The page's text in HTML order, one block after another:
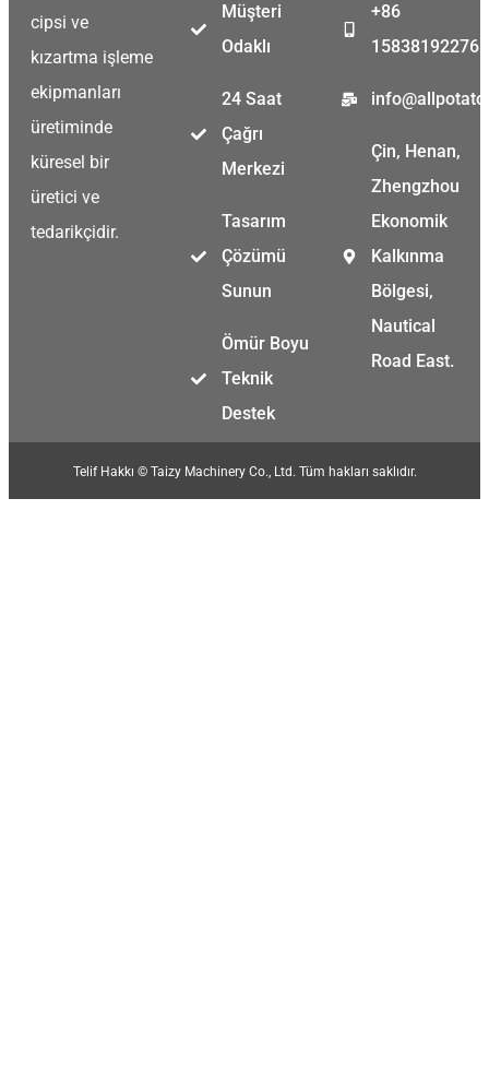
cipsi ve
kızartma işleme
ekipmanları
üretiminde
küresel bir
üretici ve
tedarikçidir.
Müşteri
Odaklı
24 Saat
Çağrı
Merkezi
Tasarım
Çözümü
Sunun
Ömür Boyu
Teknik
Destek
+86
15838192276
Çin, Henan,
Zhengzhou
Ekonomik
Kalkınma
Bölgesi,
Nautical
Road East.
Telif Hakkı © Taizy Machinery Co., Ltd. Tüm hakları saklıdır.